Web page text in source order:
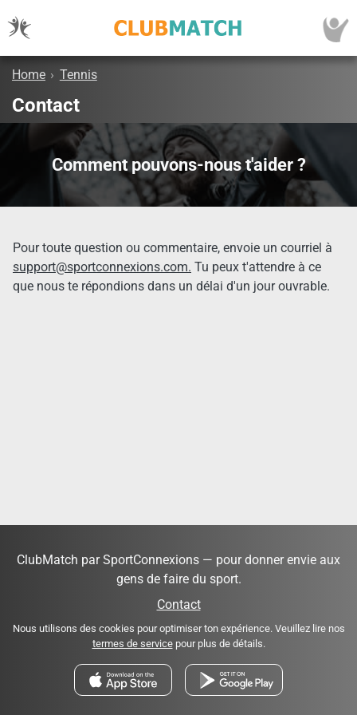
Home › Tennis
Contact
Comment pouvons-nous t'aider ?
Pour toute question ou commentaire, envoie un courriel à
support@sportconnexions.com. Tu peux t'attendre à ce
que nous te répondions dans un délai d'un jour ouvrable.
ClubMatch par SportConnexions — pour donner envie aux
gens de faire du sport.
Contact
Nous utilisons des cookies pour optimiser ton expérience. Veuillez lire nos
termes de servicepour plus de détails.